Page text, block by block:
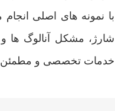
با نمونه‌ های اصلی
شارژ، مشکل آنالوگ‌ ها
خدمات تخصصی و مطمئن